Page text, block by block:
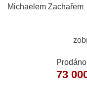
Michaelem Zachařem
73